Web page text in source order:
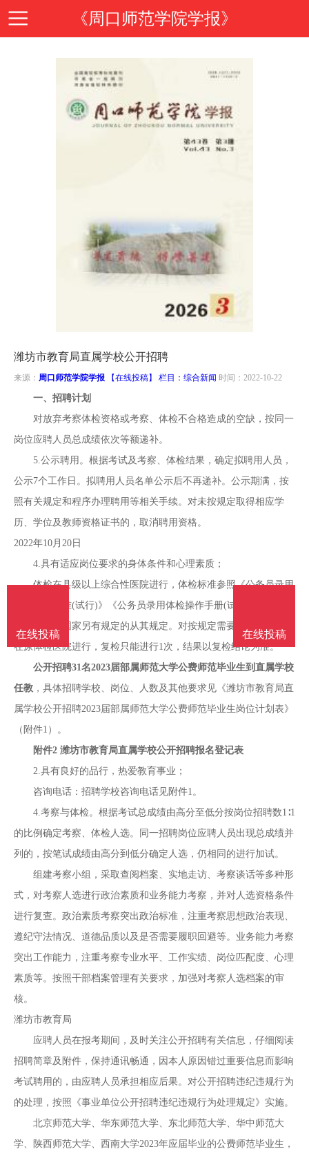
《周口师范学院学报》
稿
投
潍坊市教育局直属学校公开招聘
来源： 周口师范学院学报 【在线投稿】 栏目： 综合新闻 时间：2022-10-22
一、招聘计划
对放弃考察体检资格或考察、体检不合格造成的空缺，按同一
岗位应聘人员总成绩依次等额递补。
5.公示聘用。根据考试及考察、体检结果，确定拟聘用人员，
公示7个工作日。拟聘用人员名单公示后不再递补。公示期满，按
照有关规定和程序办理聘用等相关手续。对未按规定取得相应学
历、学位及教师资格证书的，取消聘用资格。
2022年10月20日
4.具有适应岗位要求的身体条件和心理素质；
体检在县级以上综合性医院进行，体检标准参照《公务员录用
体检通用标准(试行)》《公务员录用体检操作手册(试行)》等相关
规定执行，国家另有规定的从其规定。对按规定需要复检的，不得
在原体检医院进行，复检只能进行1次，结果以复检结论为准。
公开招聘31名2023届部属师范大学公费师范毕业生到直属学校
任教 ，具体招聘学校、岗位、人数及其他要求见《潍坊市教育局直
属学校公开招聘2023届部属师范大学公费师范毕业生岗位计划表》
（附件1）。
附件2 潍坊市教育局直属学校公开招聘报名登记表
2.具有良好的品行，热爱教育事业；
咨询电话：招聘学校咨询电话见附件1。
4.考察与体检。根据考试总成绩由高分至低分按岗位招聘数1∶1
的比例确定考察、体检人选。同一招聘岗位应聘人员出现总成绩并
列的，按笔试成绩由高分到低分确定人选，仍相同的进行加试。
组建考察小组，采取查阅档案、实地走访、考察谈话等多种形
式，对考察人选进行政治素质和业务能力考察，并对人选资格条件
进行复查。政治素质考察突出政治标准，注重考察思想政治表现、
遵纪守法情况、道德品质以及是否需要履职回避等。业务能力考察
突出工作能力，注重考察专业水平、工作实绩、岗位匹配度、心理
素质等。按照干部档案管理有关要求，加强对考察人选档案的审
核。
潍坊市教育局
应聘人员在报考期间，及时关注公开招聘有关信息，仔细阅读
招聘简章及附件，保持通讯畅通，因本人原因错过重要信息而影响
考试聘用的，由应聘人员承担相应后果。对公开招聘违纪违规行为
的处理，按照《事业单位公开招聘违纪违规行为处理规定》实施。
北京师范大学、华东师范大学、东北师范大学、华中师范大
学、陕西师范大学、西南大学2023年应届毕业的公费师范毕业生，
在线投稿
在线投稿